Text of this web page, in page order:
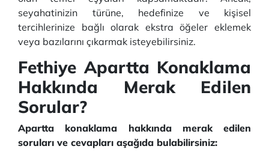
seyahatinizin türüne, hedefinize ve kişisel
tercihlerinize bağlı olarak ekstra öğeler eklemek
veya bazılarını çıkarmak isteyebilirsiniz.
Fethiye Apartta Konaklama
Hakkında Merak Edilen
Sorular?
Apartta konaklama hakkında merak edilen
soruları ve cevapları aşağıda bulabilirsiniz: